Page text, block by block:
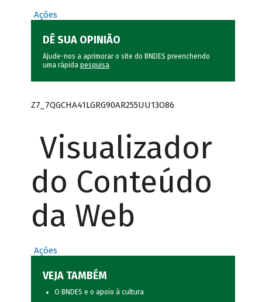
Ações
DÊ SUA OPINIÃO
Ajude-nos a aprimorar o site do BNDES preenchendo
uma rápida pesquisa.
Z7_7QGCHA41LGRG90AR255UU13O86
Visualizador
do Conteúdo
da Web
Ações
VEJA TAMBÉM
O BNDES e o apoio à cultura